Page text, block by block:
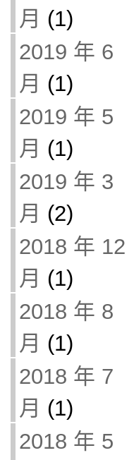
月 (1)
2019 年 6
月 (1)
2019 年 5
月 (1)
2019 年 3
月 (2)
2018 年 12
月 (1)
2018 年 8
月 (1)
2018 年 7
月 (1)
2018 年 5